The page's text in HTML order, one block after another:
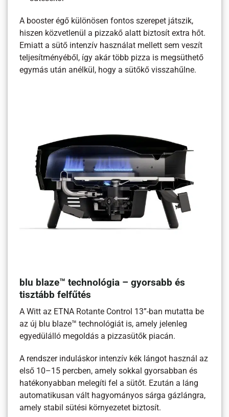
A booster égő különösen fontos szerepet játszik,
hiszen közvetlenül a pizzakő alatt biztosít extra hőt.
Emiatt a sütő intenzív használat mellett sem veszít
teljesítményéből, így akár több pizza is megsüthető
egymás után anélkül, hogy a sütőkő visszahűlne.
blu blaze™ technológia – gyorsabb és
tisztább felfűtés
A Witt az ETNA Rotante Control 13”-ban mutatta be
az új blu blaze™ technológiát is, amely jelenleg
egyedülálló megoldás a pizzasütők piacán.
A rendszer induláskor intenzív kék lángot használ az
első 10–15 percben, amely sokkal gyorsabban és
hatékonyabban melegíti fel a sütőt. Ezután a láng
automatikusan vált hagyományos sárga gázlángra,
amely stabil sütési környezetet biztosít.